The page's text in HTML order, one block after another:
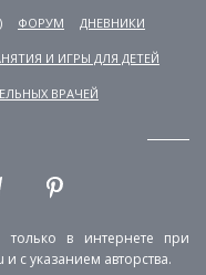
ФОРУМ ДНЕВНИКИ
И ИГРЫ ДЛЯ ДЕТЕЙ
ВРАЧЕЙ
только в интернете при
с указанием авторства.